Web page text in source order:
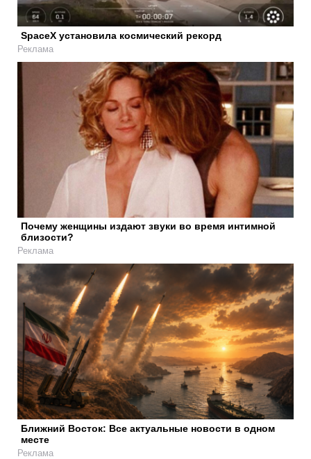
SpaceX установила космический рекорд
Реклама
Почему женщины издают звуки во время интимной
близости?
Реклама
Ближний Восток: Все актуальные новости в одном
месте
Реклама